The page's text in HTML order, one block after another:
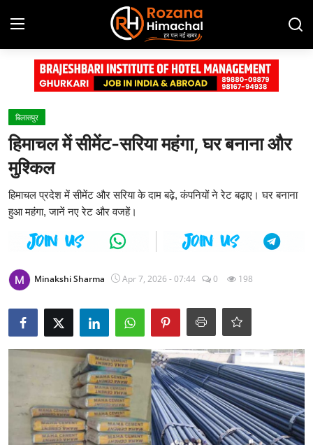
Login Register
Home
Contact
Advertisement Gallery
हिमाचल प्रदेश
दुनिया
टेक्नोलॉजी
Business
राजनीति
बिलासपुर
हिमाचल में सीमेंट-सरिया महंगा, घर बनाना और
मुश्किल
हिमाचल प्रदेश में सीमेंट और सरिया के दाम बढ़े, कंपनियों ने रेट बढ़ाए। घर बनाना
हुआ महंगा, जानें नए रेट और वजहें।
Minakshi Sharma Apr 7, 2026 - 07:44 0 198